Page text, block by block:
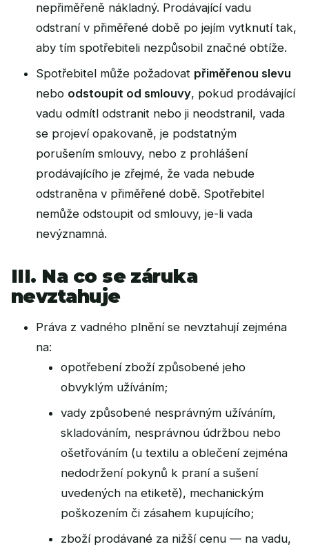
nepřiměřeně nákladný. Prodávající vadu
odstraní v přiměřené době po jejím vytknutí tak,
aby tím spotřebiteli nezpůsobil značné obtíže.
Spotřebitel může požadovat přiměřenou slevu
nebo odstoupit od smlouvy, pokud prodávající
vadu odmítl odstranit nebo ji neodstranil, vada
se projeví opakovaně, je podstatným
porušením smlouvy, nebo z prohlášení
prodávajícího je zřejmé, že vada nebude
odstraněna v přiměřené době. Spotřebitel
nemůže odstoupit od smlouvy, je-li vada
nevýznamná.
III. Na co se záruka
nevztahuje
Práva z vadného plnění se nevztahují zejména
na:
opotřebení zboží způsobené jeho
obvyklým užíváním;
vady způsobené nesprávným užíváním,
skladováním, nesprávnou údržbou nebo
ošetřováním (u textilu a oblečení zejména
nedodržení pokynů k praní a sušení
uvedených na etiketě), mechanickým
poškozením či zásahem kupujícího;
zboží prodávané za nižší cenu — na vadu,